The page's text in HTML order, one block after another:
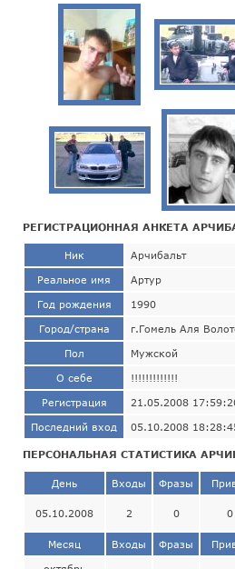
РЕГИСТРАЦИОННАЯ АНКЕТА
Ник Арчибальт
Реальное имя Артур
Год рождения 1990
Город/страна г.Гомель Аля
Пол Мужской
О себе !!!!!!!!!!!!!
Регистрация 21.05.2008
Последний вход 05.10.2008
ПЕРСОНАЛЬНАЯ СТАТИСТИКА
День Входы Фразы
05.10.2008 2 0 0
Месяц Входы Фразы